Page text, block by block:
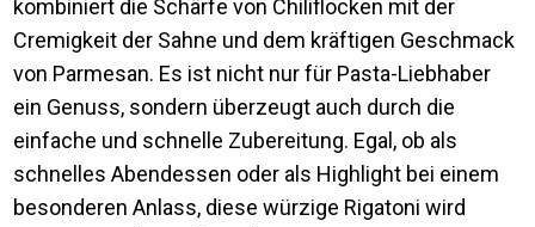
kombiniert die Schärfe von Chiliflocken mit der
Cremigkeit der Sahne und dem kräftigen Geschmack
von Parmesan. Es ist nicht nur für Pasta-Liebhaber
ein Genuss, sondern überzeugt auch durch die
einfache und schnelle Zubereitung. Egal, ob als
schnelles Abendessen oder als Highlight bei einem
besonderen Anlass, diese würzige Rigatoni wird